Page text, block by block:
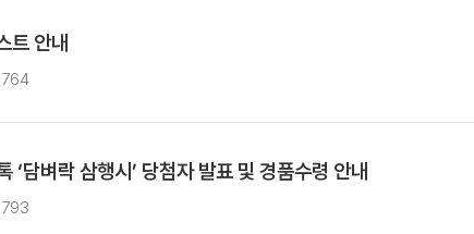
트 안내
764
담벼락 삼행시’ 당첨자 발표 및 경품수령 안내
793